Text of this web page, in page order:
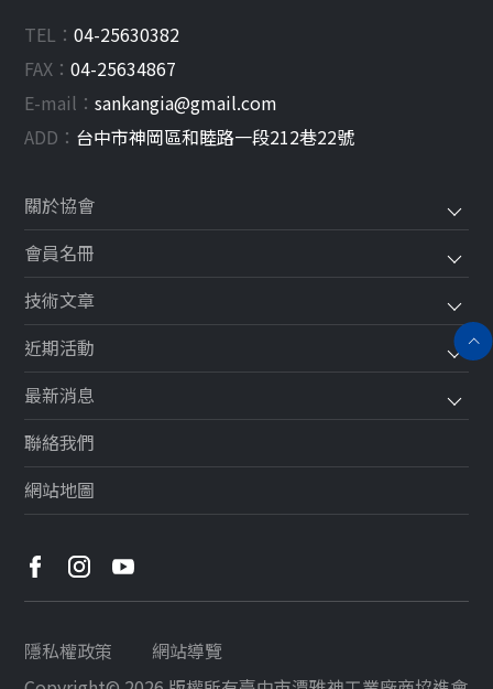
TEL：04-25630382
FAX：04-25634867
E-mail：sankangia@gmail.com
ADD： 台中市神岡區和睦路一段212巷22號
關於協會
會員名冊
技術文章
近期活動
最新消息
聯絡我們
網站地圖
隱私權政策
網站導覽